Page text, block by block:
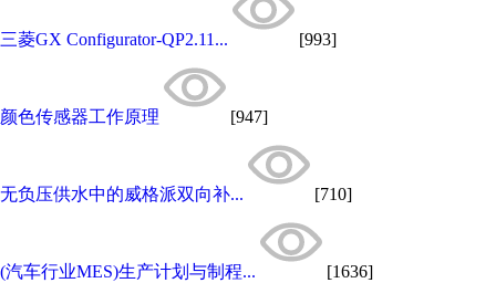
三菱GX Configurator-QP2.11... [993]
颜色传感器工作原理 [947]
无负压供水中的威格派双向补... [710]
(汽车行业MES)生产计划与制程... [1636]